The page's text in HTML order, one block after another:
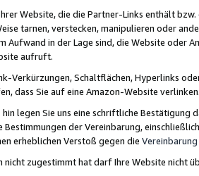
Website, die die Partner-Links enthält
tarnen, verstecken, manipulieren oder
Aufwand in der Lage sind, die Website oder
aufruft.
Verkürzungen, Schaltflächen, Hyperlinks
dass Sie auf eine Amazon-Website
hin legen Sie uns eine schriftliche
Bestimmungen der Vereinbarung,
erheblichen Verstoß gegen die Vereinbarung
nicht zugestimmt hat darf Ihre Website nicht